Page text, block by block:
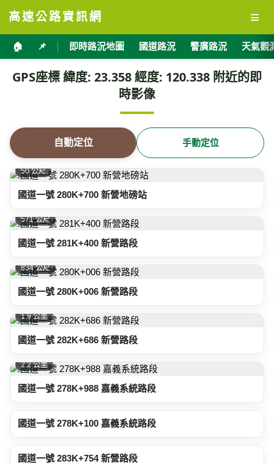
高速公路資訊網 ≡
🏠 📌 即時路況地圖 國道路況 警廣路況 天氣觀
GPS座標 緯度: 23.358 經度: 120.338 附近的即
時影像
自動定位 手動定位
50 公尺
國道一號 280K+700 新營地磅站
571 公尺
國道一號 281K+400 新營路段
834 公尺
國道一號 280K+006 新營路段
1.9 公里
國道一號 282K+686 新營路段
2.2 公里
國道一號 278K+988 嘉義系統路段
國道一號 278K+100 嘉義系統路段
國道一號 283K+754 新營路段